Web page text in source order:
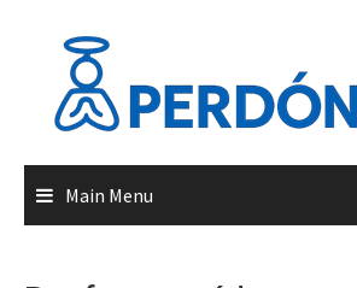
Main Menu